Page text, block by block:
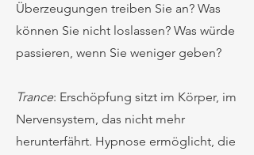
Überzeugungen treiben Sie an? Was
können Sie nicht loslassen? Was würde
passieren, wenn Sie weniger geben?
Trance: Erschöpfung sitzt im Körper, im
Nervensystem, das nicht mehr
herunterfährt. Hypnose ermöglicht, die